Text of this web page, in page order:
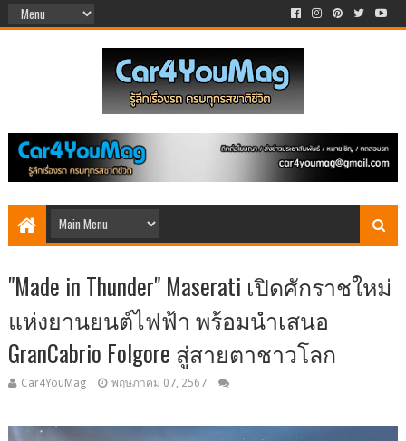
"Made in Thunder" Maserati เปิดศักราชใหม่
แห่งยานยนต์ไฟฟ้า พร้อมนำเสนอ
GranCabrio Folgore สู่สายตาชาวโลก
Car4YouMag พฤษภาคม 07, 2567